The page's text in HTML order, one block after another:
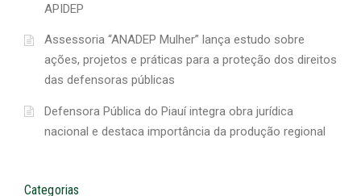
APIDEP
Assessoria “ANADEP Mulher” lança estudo sobre
ações, projetos e práticas para a proteção dos direitos
das defensoras públicas
Defensora Pública do Piauí integra obra jurídica
nacional e destaca importância da produção regional
Categorias